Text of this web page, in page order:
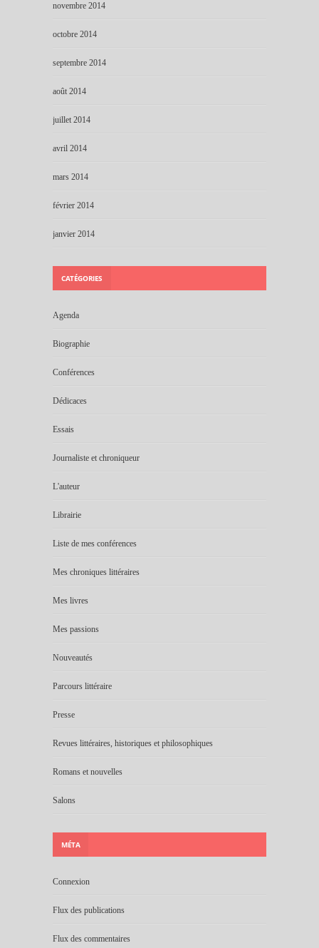
novembre 2014
octobre 2014
septembre 2014
août 2014
juillet 2014
avril 2014
mars 2014
février 2014
janvier 2014
CATÉGORIES
Agenda
Biographie
Conférences
Dédicaces
Essais
Journaliste et chroniqueur
L'auteur
Librairie
Liste de mes conférences
Mes chroniques littéraires
Mes livres
Mes passions
Nouveautés
Parcours littéraire
Presse
Revues littéraires, historiques et philosophiques
Romans et nouvelles
Salons
MÉTA
Connexion
Flux des publications
Flux des commentaires